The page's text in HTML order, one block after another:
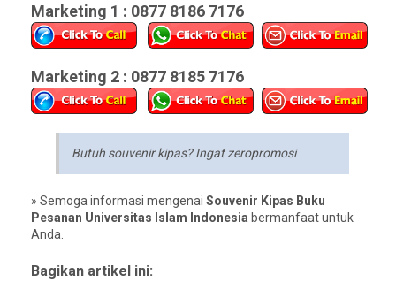
Marketing 1 : 0877 8186 7176
Marketing 2 : 0877 8185 7176
Butuh souvenir kipas? Ingat zeropromosi
» Semoga informasi mengenai Souvenir Kipas Buku
Pesanan Universitas Islam Indonesia bermanfaat untuk
Anda.
Bagikan artikel ini: